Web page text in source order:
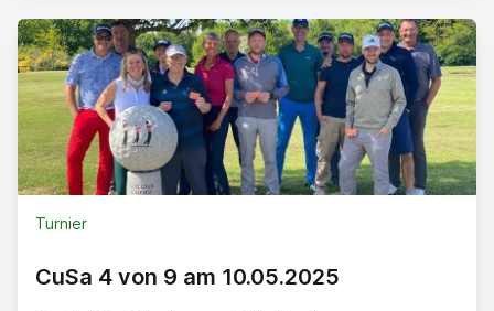
Turnier
CuSa 4 von 9 am 10.05.2025